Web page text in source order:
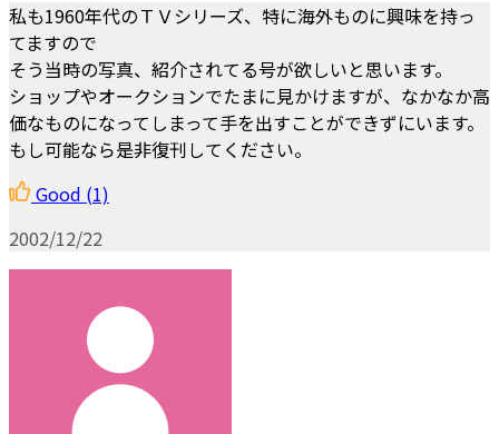
私も1960年代のＴＶシリーズ、特に海外ものに興味を持っ
てますので
そう当時の写真、紹介されてる号が欲しいと思います。
ショップやオークションでたまに見かけますが、なかなか高
価なものになってしまって手を出すことができずにいます。
もし可能なら是非復刊してください。
Good (1)
2002/12/22